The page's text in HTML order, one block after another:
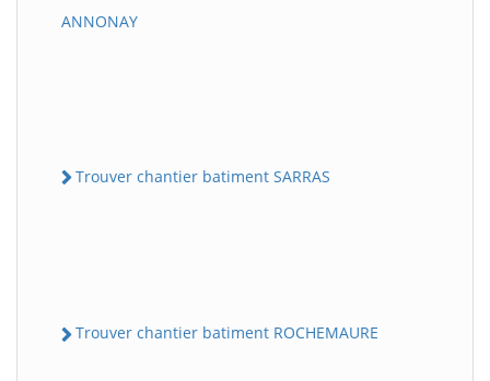
ANNONAY
Trouver chantier batiment SARRAS
Trouver chantier batiment ROCHEMAURE